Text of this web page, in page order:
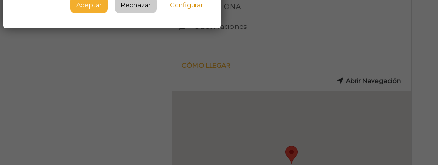
BARCELONA
Observaciones
CÓMO LLEGAR
Abrir Navegación
Aceptar Rechazar Configurar